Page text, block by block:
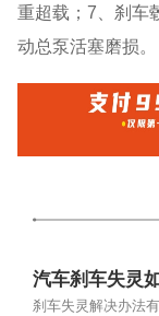
重超载；7、刹车
动总泵活塞磨损。
汽车刹车失灵
刹车失灵解决办法